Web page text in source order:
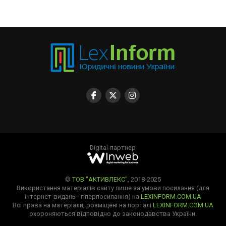
Digital-партнер
© ТОВ "АКТИВЛЕКС" , 2018-2025
Використання матеріалів сайту лише за умови посилання (для
інтернет-видань - гіперпосилання) на LEXINFORM.COM.UA
Всі права на матеріали, розміщені на порталі LEXINFORM.COM.UA
охороняються відповідно до законодавства України.